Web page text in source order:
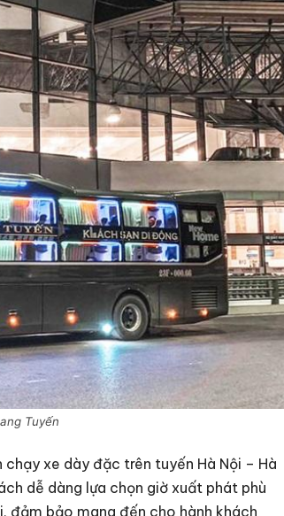
Tuyến
xe dày đặc trên tuyến Hà Nội – Hà
dễ dàng lựa chọn giờ xuất phát phù
đảm bảo mang đến cho hành khách